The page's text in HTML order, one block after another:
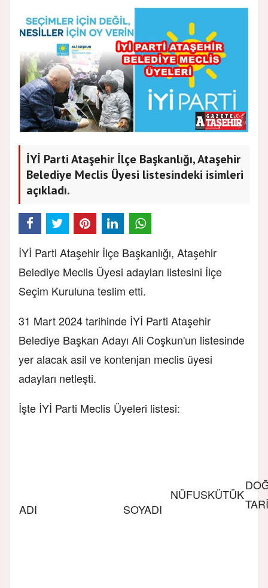
İYİ Parti Ataşehir İlçe Başkanlığı, Ataşehir
Belediye Meclis Üyesi listesindeki isimleri
açıkladı.
İYİ Parti Ataşehir İlçe Başkanlığı, Ataşehir
Belediye Meclis Üyesi adayları listesini İlçe
Seçim Kuruluna teslim etti.
31 Mart 2024 tarihinde İYİ Parti Ataşehir
Belediye Başkan Adayı Ali Coşkun'un listesinde
yer alacak asil ve kontenjan meclis üyesi
adayları netleşti.
İşte İYİ Parti Meclis Üyeleri listesi:
ADI SOYADI
NÜFUSKÜTÜK